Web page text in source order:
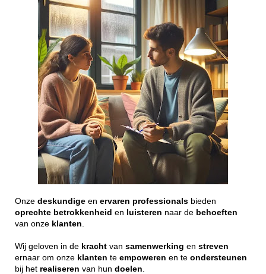
Onze deskundige en ervaren professionals bieden
oprechte betrokkenheid en luisteren naar de behoeften
van onze klanten
Wij geloven in de kracht van samenwerking en streven
ernaar om onze klanten te empoweren en te ondersteunen
bij het realiseren van hun doelen